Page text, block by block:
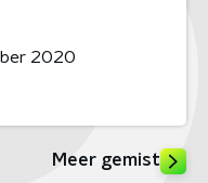
2020
Meer gemist